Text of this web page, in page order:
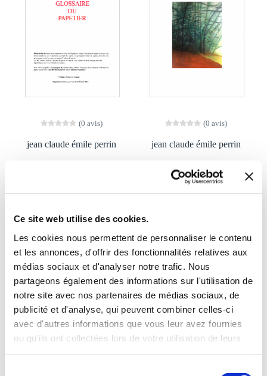
Ce site web utilise des cookies.
Les cookies nous permettent de personnaliser le contenu
et les annonces, d'offrir des fonctionnalités relatives aux
médias sociaux et d'analyser notre trafic. Nous
partageons également des informations sur l'utilisation de
notre site avec nos partenaires de médias sociaux, de
publicité et d'analyse, qui peuvent combiner celles-ci
avec d'autres informations que vous leur avez fournies
ou qu'ils ont collectées lors de votre utilisation de leurs
(0 avis)
jean claude émile perrin
(0 avis)
jean claude émile perrin
PARTIRAI